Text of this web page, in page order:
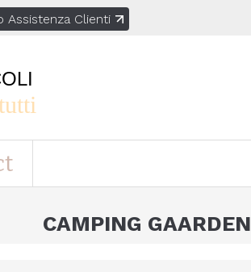
Assistenza Clienti
CAMPING GAARDEN